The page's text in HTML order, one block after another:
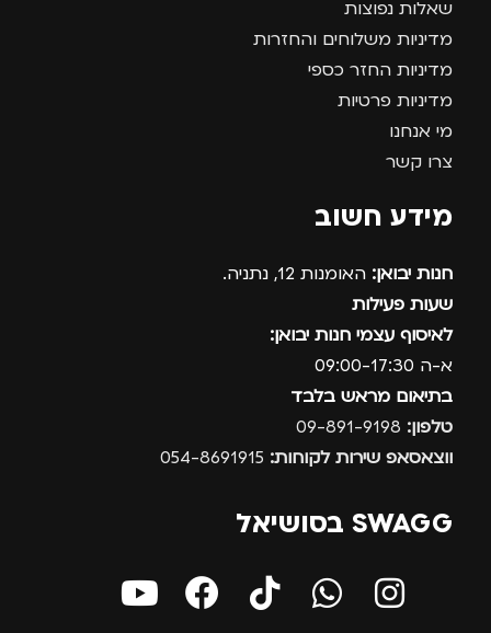
שאלות נפוצות
מדיניות משלוחים והחזרות
מדיניות החזר כספי
מדיניות פרטיות
מי אנחנו
צרו קשר
מידע חשוב
חנות יבואן: האומנות 12, נתניה.
שעות פעילות
לאיסוף עצמי חנות יבואן:
א-ה 09:00-17:30
בתיאום מראש בלבד
טלפון:
ווצאסאפ שירות לקוחות:
SWAGG בסושיאל